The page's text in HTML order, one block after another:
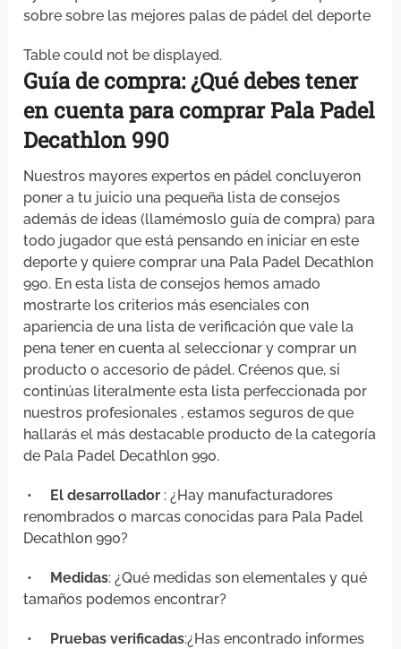
sobre sobre las mejores palas de pádel del deporte
Table could not be displayed.
Guía de compra: ¿Qué debestener
en cuentaparacomprarPala Padel
Decathlon 990
Nuestros mayores expertos en pádel concluyeron
poner a tu juicio una pequeña lista de consejos
además de ideas (llamémoslo guía de compra) para
todo jugador que está pensando en iniciar en este
deporte y quiere comprar una Pala Padel Decathlon
990. En esta lista de consejos hemos amado
mostrarte los criterios más esenciales con
apariencia de una lista de verificación que vale la
pena tener en cuenta al seleccionar y comprar un
producto o accesorio de pádel. Créenos que, si
continúas literalmente esta lista perfeccionada por
nuestros profesionales , estamos seguros de que
hallarás el más destacable producto de la categoría
de Pala Padel Decathlon 990.
• El desarrollador : ¿Hay manufacturadores
renombrados o marcas conocidas para Pala Padel
Decathlon 990?
• Medidas: ¿Qué medidas son elementales y qué
tamaños podemos encontrar?
• Pruebas verificadas:¿Has encontrado informes